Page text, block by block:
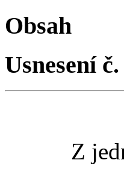
Obsah
Usnesení
Z